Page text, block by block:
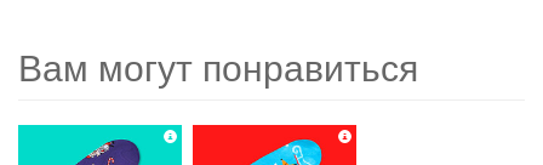
Вам могут понравиться